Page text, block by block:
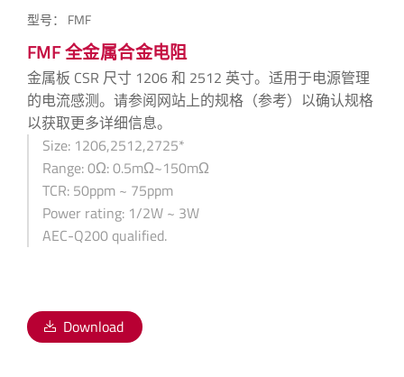
型号： FMF
FMF 全金属合金电阻
金属板 CSR 尺寸 1206 和 2512 英寸。适用于电源管理
的电流感测。请参阅网站上的规格（参考）以确认规格
以获取更多详细信息。
Size: 1206,2512,2725*
Range: 0Ω: 0.5mΩ~150mΩ
TCR: 50ppm ~ 75ppm
Power rating: 1/2W ~ 3W
AEC-Q200 qualified.
Download